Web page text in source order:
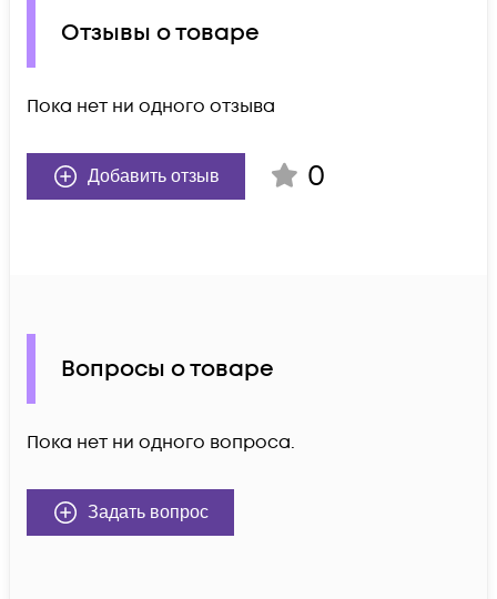
Отзывы о товаре
Пока нет ни одного отзыва
Добавить отзыв 0
Вопросы о товаре
Пока нет ни одного вопроса.
Задать вопрос